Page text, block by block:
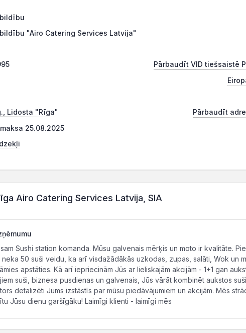
"Airo Catering Services Latvija"
Pārbaudīt VID tiešsaistē
Lidosta "Rīga"
Pārbaudīt
25.08.2025
Airo Catering Services Latvija, SIA
Sushi station komanda. Mūsu galvenais mērķis un moto ir kvalitāte.
neka 50 suši veidu, ka arī visdažādākās uzkodas, zupas, salāti, Wok un
apstāties. Kā arī iepriecinām Jūs ar lieliskajām akcijām - 1+1 gan
suši, biznesa pusdienas un galvenais, Jūs vārāt kombinēt aukstos
detalizēti Jums izstāstīs par mūsu piedāvājumiem un akcijām. Mēs
Jūsu dienu garšīgāku! Laimīgi klienti - laimīgi mēs